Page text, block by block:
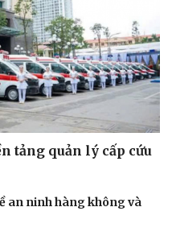
tảng quản lý cấp cứu
an ninh hàng không và